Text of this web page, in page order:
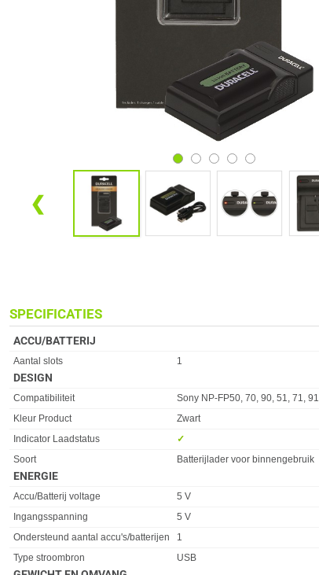
❮
SPECIFICATIES
ACCU/BATTERIJ
Eigenschap
Aantal slots 1
DESIGN
Eigenschap Waarde
Compatibiliteit
Sony NP-FP50, 70, 90, 51, 71, 91
Kleur Product
Zwart
Indicator Laadstatus
✓︎
Soort
Batterijlader voor binnengebruik
ENERGIE
Eigenschap Waarde
Accu/Batterij voltage
5 V
Ingangsspanning
5 V
Ondersteund aantal accu's/batterijen
1
Type stroombron
USB